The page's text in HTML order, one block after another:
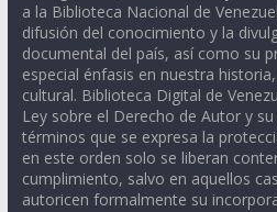
a la Biblioteca Nacional de
difusión del conocimiento y la
documental del país, así como su
especial énfasis en nuestra
cultural. Biblioteca Digital de
Ley sobre el Derecho de Autor y
términos que se expresa la
en este orden solo se liberan
cumplimiento, salvo en aquellos
autoricen formalmente su